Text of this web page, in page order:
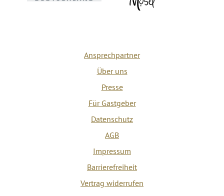
Ansprechpartner
Über uns
Presse
Für Gastgeber
Datenschutz
AGB
Impressum
Barrierefreiheit
Vertrag widerrufen